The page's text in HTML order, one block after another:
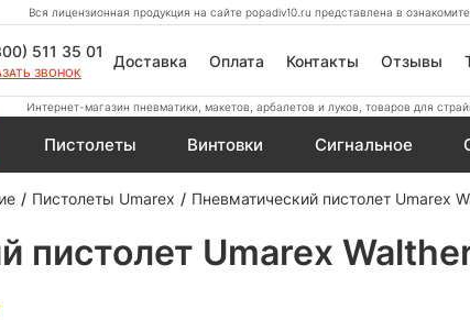
Вся лицензионная продукция на сайте popadiv10.ru представлена в
511 35 01
ЗВОНОК
Доставка Оплата Контакты Отзывы
Интернет-магазин пневматики, макетов, арбалетов и луков, товаров для
Пистолеты Винтовки Сигнальное
Пистолеты Umarex Пневматический пистолет Umarex
пистолет Umarex